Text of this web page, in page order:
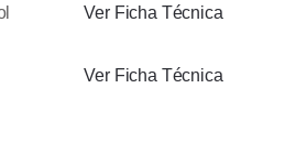
Ver Ficha Técnica
Ver Ficha Técnica